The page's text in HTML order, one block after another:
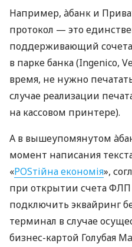
Например, àбанк и
протокол — это
поддерживающий
в парке банка (Ingenico,
время, не нужно
случае реализации
на кассовом принтере).
А в вышеупомянутом
момент написания
«POSтійна економія»,
при открытии счета ФЛП
подключить эквайринг
терминал в случае
бизнес-картой Голубая